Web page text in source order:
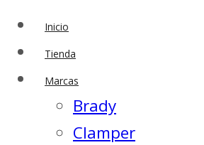
Inicio
Tienda
Marcas
Brady
Clamper